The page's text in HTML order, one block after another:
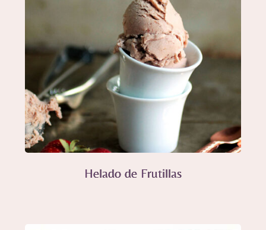
Helado de Frutillas